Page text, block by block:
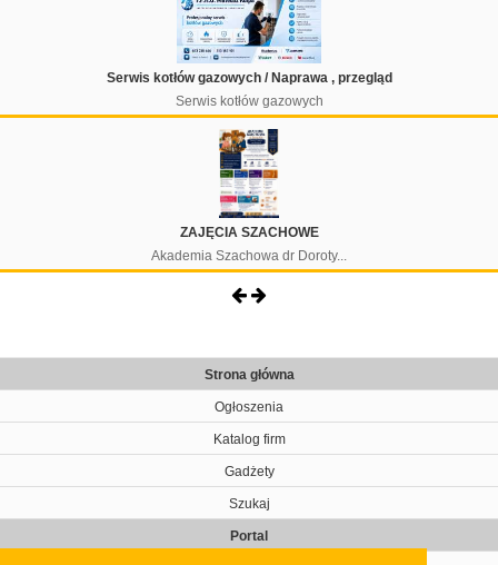
Serwis kotłów gazowych / Naprawa , przegląd
Serwis kotłów gazowych
ZAJĘCIA SZACHOWE
Akademia Szachowa dr Doroty...
Strona główna
Ogłoszenia
Katalog firm
Gadżety
Szukaj
Portal